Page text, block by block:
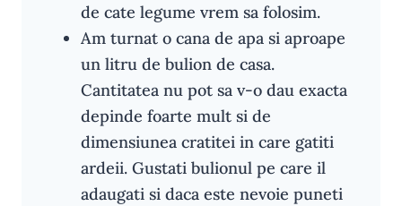
de cate legume vrem sa folosim.
Am turnat o cana de apa si aproape
un litru de bulion de casa.
Cantitatea nu pot sa v-o dau exacta
depinde foarte mult si de
dimensiunea cratitei in care gatiti
ardeii. Gustati bulionul pe care il
adaugati si daca este nevoie puneti